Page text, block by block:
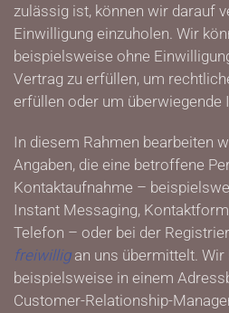
zulässig ist, können wir darauf
Einwilligung einzuholen. Wir
beispielsweise ohne
Vertrag zu erfüllen, um
erfüllen oder um überwiegende
In diesem Rahmen bearbeiten
Angaben, die eine betroffene
Kontaktaufnahme –
Instant Messaging,
Telefon – oder bei der
freiwilligan uns übermittelt. Wir
beispielsweise in einem
Customer-Relationship-